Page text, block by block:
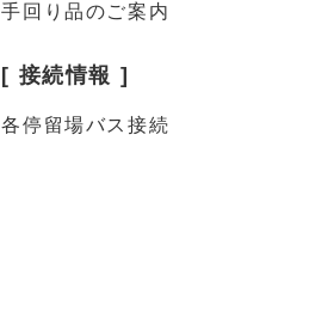
手回り品のご案内
[ 接続情報 ]
各停留場バス接続